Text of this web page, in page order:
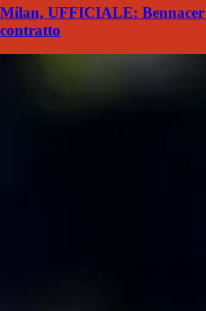
Milan, UFFICIALE:
contratto